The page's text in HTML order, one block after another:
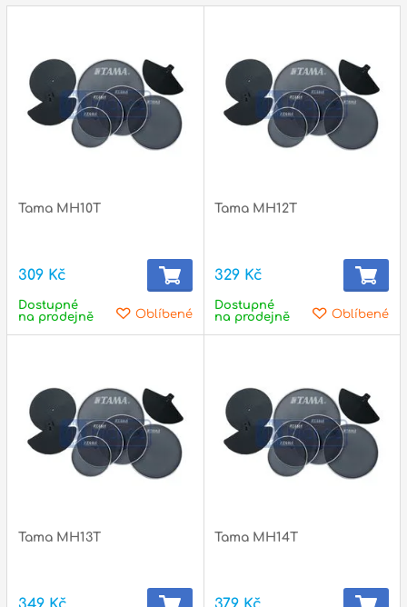
Tama MH10T
309 Kč
Oblíbené
Dostupné
na prodejně
Tama MH12T
329 Kč
Oblíbené
Dostupné
na prodejně
Tama MH13T Tama MH14T